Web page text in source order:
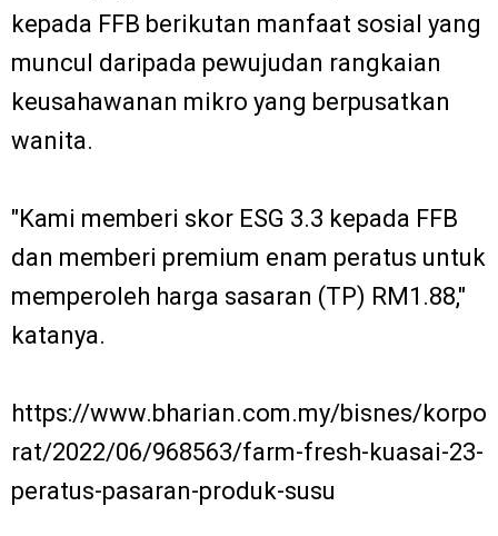
kepada FFB berikutan manfaat sosial yang
muncul daripada pewujudan rangkaian
keusahawanan mikro yang berpusatkan
wanita.
"Kami memberi skor ESG 3.3 kepada FFB
dan memberi premium enam peratus untuk
memperoleh harga sasaran (TP) RM1.88,"
katanya.
https://www.bharian.com.my/bisnes/korpo
rat/2022/06/968563/farm-fresh-kuasai-23-
peratus-pasaran-produk-susu